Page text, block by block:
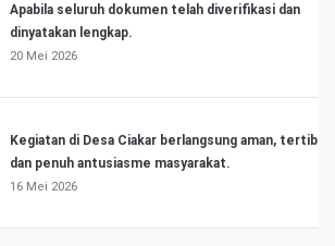
Apabila seluruh dokumen telah diverifikasi dan
dinyatakan lengkap.
20 Mei 2026
Kegiatan di Desa Ciakar berlangsung aman, tertib
dan penuh antusiasme masyarakat.
16 Mei 2026